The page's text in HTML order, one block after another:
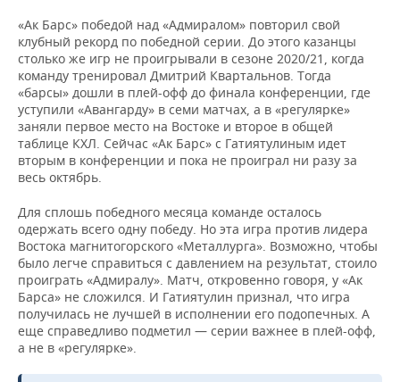
«Ак Барс» победой над «Адмиралом» повторил свой
клубный рекорд по победной серии. До этого казанцы
столько же игр не проигрывали в сезоне 2020/21, когда
команду тренировал Дмитрий Квартальнов. Тогда
«барсы» дошли в плей-офф до финала конференции, где
уступили «Авангарду» в семи матчах, а в «регулярке»
заняли первое место на Востоке и второе в общей
таблице КХЛ. Сейчас «Ак Барс» с Гатиятулиным идет
вторым в конференции и пока не проиграл ни разу за
весь октябрь.
Для сплошь победного месяца команде осталось
одержать всего одну победу. Но эта игра против лидера
Востока магнитогорского «Металлурга». Возможно, чтобы
было легче справиться с давлением на результат, стоило
проиграть «Адмиралу». Матч, откровенно говоря, у «Ак
Барса» не сложился. И Гатиятулин признал, что игра
получилась не лучшей в исполнении его подопечных. А
еще справедливо подметил — серии важнее в плей-офф,
а не в «регулярке».